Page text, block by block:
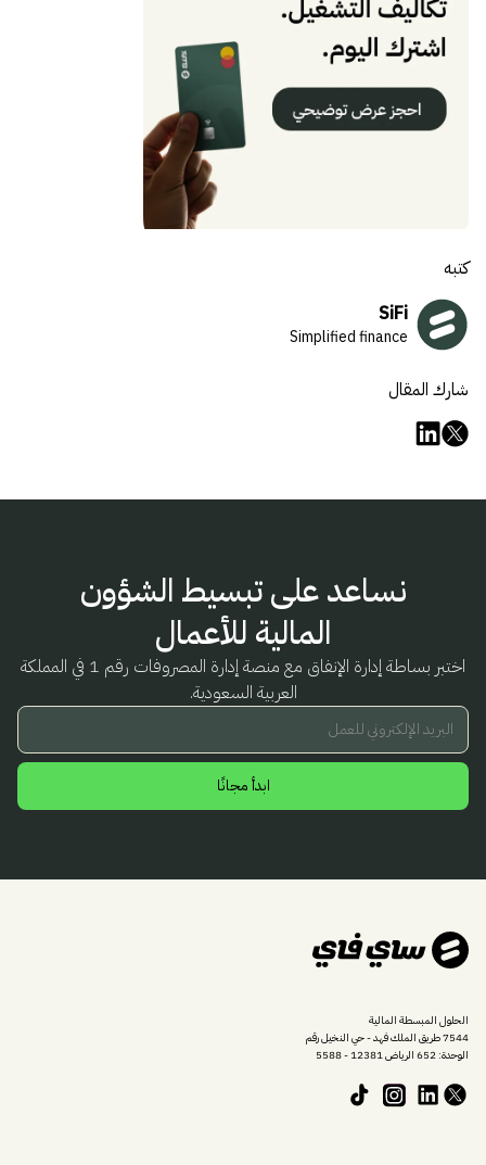
كتبه
SiFi
Simplified finance
شارك المقال
نساعد على تبسيط الشؤون
المالية للأعمال
اختبر بساطة إدارة الإنفاق مع منصة إدارة المصروفات رقم 1 في المملكة
العربية السعودية.
البريد الإلكتروني للعمل
ابدأ مجانًا
الحلول المبسطة المالية
7544 طريق الملك فهد - حي النخيل رقم
الوحدة: 652 الرياض 12381 - 5588